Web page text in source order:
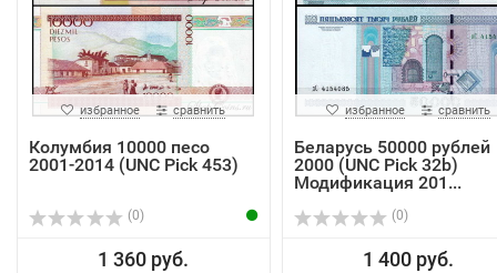
избранное сравнить
Колумбия 10000 песо
2001-2014 (UNC Pick 453)
(0)
1 360 руб.
избранное сравнить
Беларусь 50000 рублей
2000 (UNC Pick 32b)
Модификация 201...
(0)
1 400 руб.